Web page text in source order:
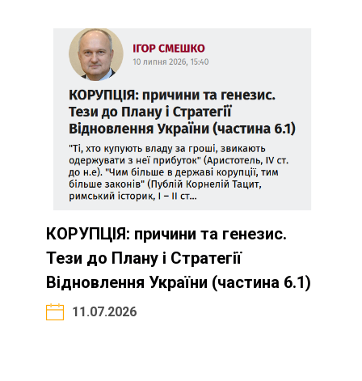
КОРУПЦІЯ: причини та генезис.
Тези до Плану і Стратегії
Відновлення України (частина 6.1)
11.07.2026